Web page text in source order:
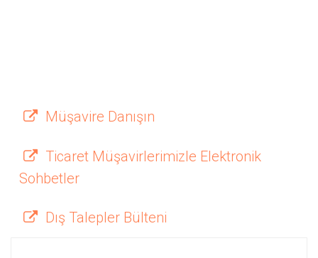
Müşavire Danışın
Ticaret Müşavirlerimizle Elektronik
Sohbetler
Dış Talepler Bülteni